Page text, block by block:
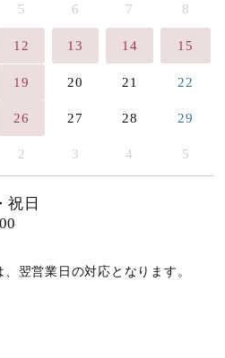
5 6 7 8
12 13 14 15
19 20 21 22
26 27 28 29
2 3 4 5
祝日
翌営業日の対応となります。